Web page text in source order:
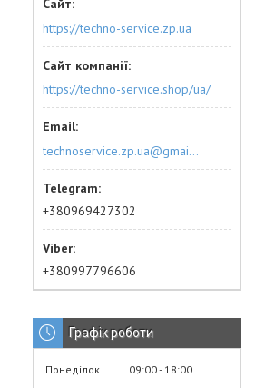
https://techno-service.zp.ua
https://techno-service.shop/ua/
technoservice.zp.ua@gmail.com
+380969427302
+380997796606
Графік роботи
Понеділок 09:00 18:00